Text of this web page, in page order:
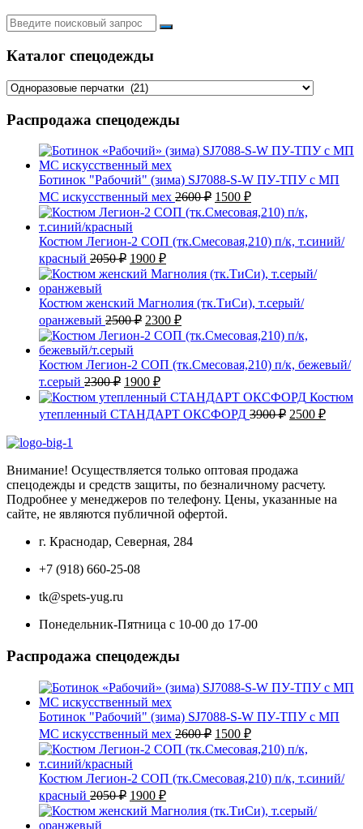
Искать:
Каталог спецодежды
Распродажа спецодежды
Ботинок "Рабочий" (зима) SJ7088-S-W ПУ-ТПУ с МП
МС искусственный мех 2600₽ Первоначальная
цена
составляла
2600 ₽.
1500 ₽Текущая
цена:
Костюм Легион-2 СОП (тк.Смесовая,210) п/к, т.синий/
красный 2050₽ Первоначальная
цена
составляла
2050 ₽.
1900 ₽Текущая
цена:
Костюм женский Магнолия (тк.ТиСи), т.серый/
оранжевый 2500₽ Первоначальная
цена
составляла
2500 ₽.
2300 ₽Текущая
цена:
Костюм Легион-2 СОП (тк.Смесовая,210) п/к, бежевый/
т.серый 2300₽ Первоначальная
цена
составляла
2300 ₽.
1900 ₽Текущая
цена:
1900 ₽.
Костюм
утепленный СТАНДАРТ ОКСФОРД 3900₽ 2500 ₽
Внимание! Осуществляется только оптовая продажа
спецодежды и средств защиты, по безналичному расчету.
Подробнее у менеджеров по телефону. Цены, указанные на
сайте, не являются публичной офертой.
г. Краснодар, Северная, 284
+7 (918) 660-25-08
tk@spets-yug.ru
Понедельник-Пятница с 10-00 до 17-00
Распродажа спецодежды
Ботинок "Рабочий" (зима) SJ7088-S-W ПУ-ТПУ с МП
МС искусственный мех 2600₽ Первоначальная
цена
составляла
2600 ₽.
1500 ₽Текущая
цена:
Костюм Легион-2 СОП (тк.Смесовая,210) п/к, т.синий/
красный 2050₽ Первоначальная
цена
составляла
1900 ₽Текущая
цена: